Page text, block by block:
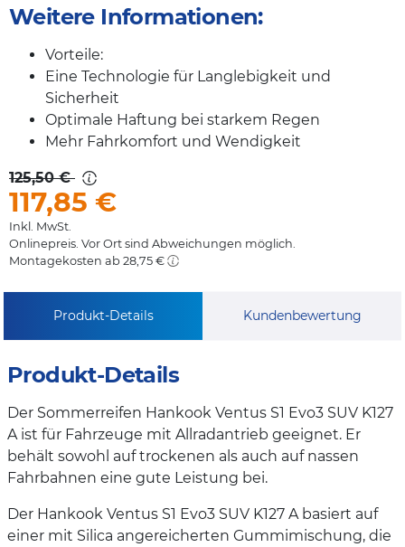
Weitere Informationen:
Vorteile:
Eine Technologie für Langlebigkeit und
Sicherheit
Optimale Haftung bei starkem Regen
Mehr Fahrkomfort und Wendigkeit
125,50 €
117,85 €
Inkl. MwSt.
Onlinepreis. Vor Ort sind Abweichungen möglich.
Montagekosten ab 28,75 €
Produkt-Details Kundenbewertung
Produkt-Details
Der Sommerreifen Hankook Ventus S1 Evo3 SUV K127
A ist für Fahrzeuge mit Allradantrieb geeignet. Er
behält sowohl auf trockenen als auch auf nassen
Fahrbahnen eine gute Leistung bei.
Der Hankook Ventus S1 Evo3 SUV K127 A basiert auf
einer mit Silica angereicherten Gummimischung, die